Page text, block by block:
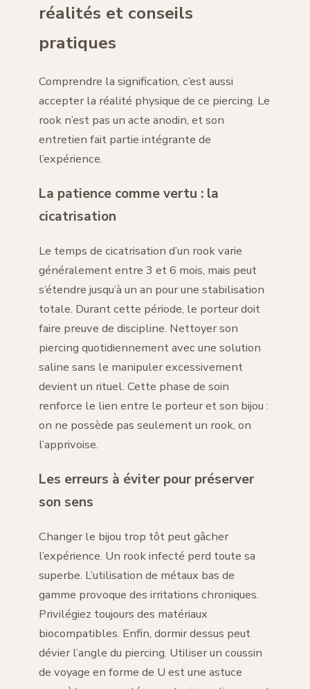
réalités et conseils
pratiques
Comprendre la signification, c’est aussi
accepter la réalité physique de ce piercing. Le
rook n’est pas un acte anodin, et son
entretien fait partie intégrante de
l’expérience.
La patience comme vertu : la
cicatrisation
Le temps de cicatrisation d’un rook varie
généralement entre 3 et 6 mois, mais peut
s’étendre jusqu’à un an pour une stabilisation
totale. Durant cette période, le porteur doit
faire preuve de discipline. Nettoyer son
piercing quotidiennement avec une solution
saline sans le manipuler excessivement
devient un rituel. Cette phase de soin
renforce le lien entre le porteur et son bijou :
on ne possède pas seulement un rook, on
l’apprivoise.
Les erreurs à éviter pour préserver
son sens
Changer le bijou trop tôt peut gâcher
l’expérience. Un rook infecté perd toute sa
superbe. L’utilisation de métaux bas de
gamme provoque des irritations chroniques.
Privilégiez toujours des matériaux
biocompatibles. Enfin, dormir dessus peut
dévier l’angle du piercing. Utiliser un coussin
de voyage en forme de U est une astuce